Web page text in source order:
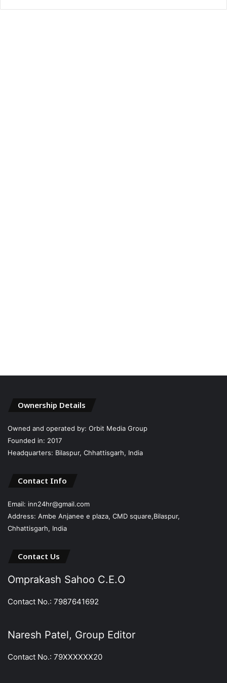
Ownership Details
Owned and operated by: Orbit Media Group
Founded in: 2017
Headquarters: Bilaspur, Chhattisgarh, India
Contact Info
Email: inn24hr@gmail.com
Address: Ambe Anjanee e plaza, CMD square,Bilaspur,
Chhattisgarh, India
Contact Us
Omprakash Sahoo C.E.O
Contact No.: 7987641692
Naresh Patel, Group Editor
Contact No.: 79XXXXXX20